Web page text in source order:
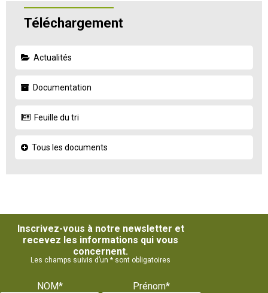
Téléchargement
Actualités
Documentation
Feuille du tri
Tous les documents
Inscrivez-vous à notre newsletter et
recevez les informations qui vous
concernent.
Les champs suivis d’un * sont obligatoires
NOM* Prénom*